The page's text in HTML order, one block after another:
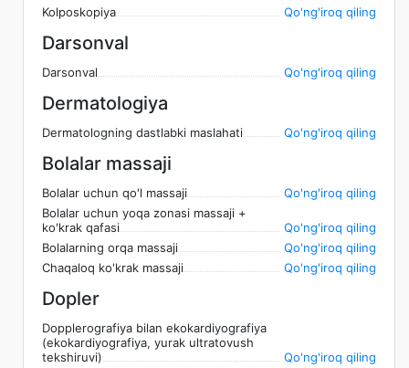
Kolposkopiya
Qo'ng'iroq qiling
Darsonval
Darsonval Qo'ng'iroq qiling
Dermatologiya
Dermatologning dastlabki maslahati Qo'ng'iroq qiling
Bolalar massaji
Bolalar uchun qo'l massaji
Qo'ng'iroq qiling
Bolalar uchun yoqa zonasi massaji +
ko'krak qafasi
Qo'ng'iroq qiling
Bolalarning orqa massaji
Qo'ng'iroq qiling
Chaqaloq ko'krak massaji
Qo'ng'iroq qiling
Dopler
Dopplerografiya bilan ekokardiyografiya
(ekokardiyografiya, yurak ultratovush
tekshiruvi)
Qo'ng'iroq qiling